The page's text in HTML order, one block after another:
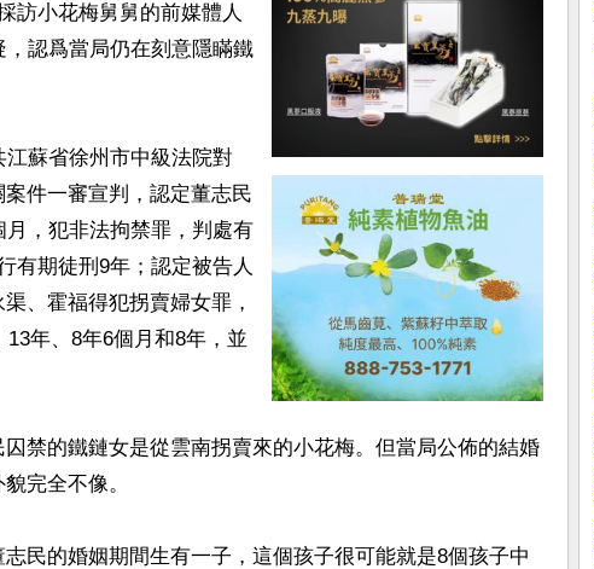
訪小花梅舅舅的前媒體人
認爲當局仍在刻意隱瞞鐵
蘇省徐州市中級法院對
案件一審宣判，認定董志民
，犯非法拘禁罪，判處有
有期徒刑9年；認定被告人
、霍福得犯拐賣婦女罪，
年、8年6個月和8年，並
禁的鐵鏈女是從雲南拐賣來的小花梅。但當局公佈的結婚
完全不像。
民的婚姻期間生有一子，這個孩子很可能就是8個孩子中